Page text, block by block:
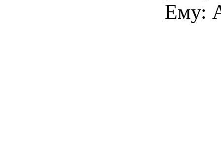
Ему: